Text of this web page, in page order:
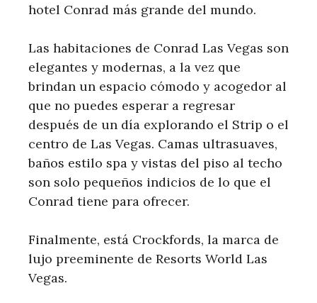
hotel Conrad más grande del mundo.
Las habitaciones de Conrad Las Vegas son
elegantes y modernas, a la vez que
brindan un espacio cómodo y acogedor al
que no puedes esperar a regresar
después de un día explorando el Strip o el
centro de Las Vegas. Camas ultrasuaves,
baños estilo spa y vistas del piso al techo
son solo pequeños indicios de lo que el
Conrad tiene para ofrecer.
Finalmente, está Crockfords, la marca de
lujo preeminente de Resorts World Las
Vegas.